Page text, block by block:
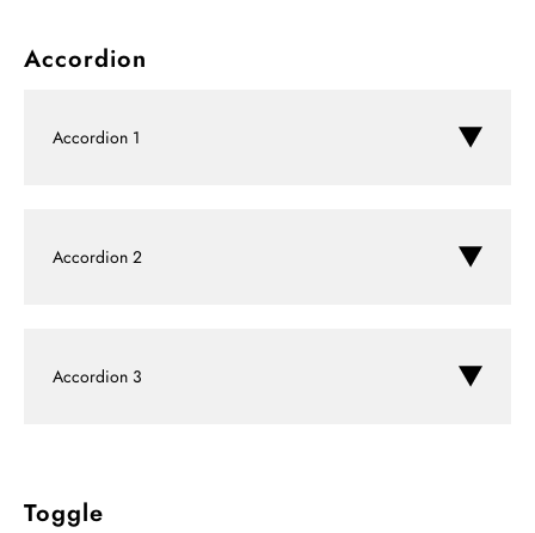
Accordion
Accordion 1
Accordion 2
Accordion 3
Toggle